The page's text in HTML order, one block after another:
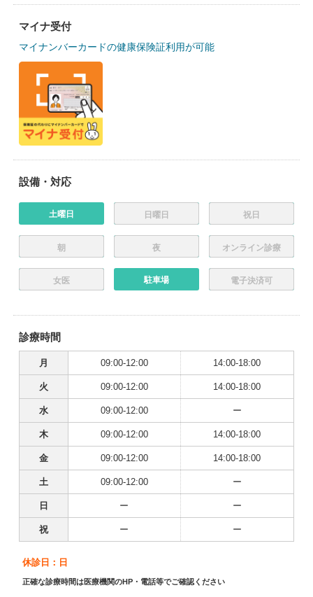
マイナ受付
マイナンバーカードの健康保険証利用が可能
設備・対応
土曜日 日曜日 祝日
朝 夜 オンライン診療
女医 駐車場 電子決済可
診療時間
月 09:00-12:00 14:00-18:00
火 09:00-12:00 14:00-18:00
水 09:00-12:00 ー
木 09:00-12:00 14:00-18:00
金 09:00-12:00 14:00-18:00
土 09:00-12:00 ー
日 ー ー
祝 ー ー
休診日：日
正確な診療時間は医療機関のHP・電話等でご確認ください